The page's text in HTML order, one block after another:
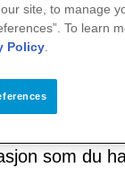
du er
kraft når de
som du
site, to manage
To learn
Policy